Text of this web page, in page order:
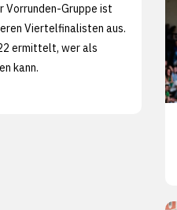
Vorrunden-Gruppe ist
Viertelfinalisten aus.
ermittelt, wer als
kann.